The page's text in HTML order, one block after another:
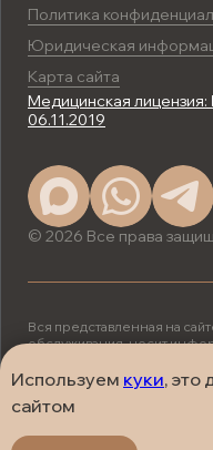
Используем куки, это
сайтом
Политика
Юридическая
Карта сайта
Медицинская
06.11.2019
© 2026 Все права
Вся представленная на
обслуживания, носит
публичной офертой,
РФ.
ИМЕЮТСЯ